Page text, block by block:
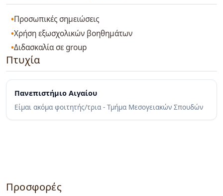
Προσωπικές σημειώσεις
Χρήση εξωσχολικών βοηθημάτων
Διδασκαλία σε group
Πτυχία
Πανεπιστήμιο Αιγαίου
Είμαι ακόμα φοιτητής/τρια - Τμήμα Μεσογειακών Σπουδών
Προσφορές